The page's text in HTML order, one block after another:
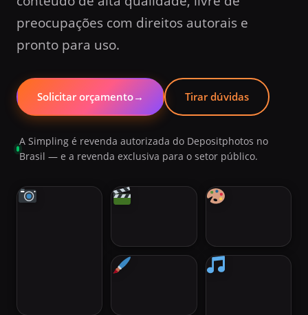
preocupações com direitos autorais e
pronto para uso.
Solicitar orçamento→ Tirar dúvidas
A Simpling é revenda autorizada do Depositphotos no
Brasil — e a revenda exclusiva para o setor público.